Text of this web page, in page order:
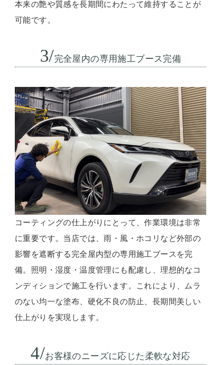
本来の艶や質感を長期間にわたって維持することが
可能です。
3/完全屋内の専用施工ブース完備
コーティングの仕上がりにとって、作業環境は非常
に重要です。当店では、雨・風・ホコリなど外部の
影響を遮断する完全屋内型の専用施工ブースを完
備。照明・湿度・温度管理にも配慮し、理想的なコ
ンディションで施工を行います。これにより、ムラ
のない均一な塗布、硬化不良の防止、長期間美しい
仕上がりを実現します。
4/お客様のニーズに応じた柔軟な対応